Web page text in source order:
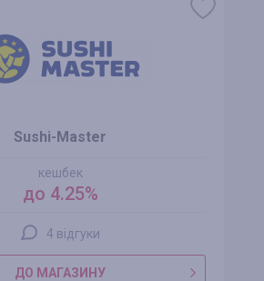
Sushi-Master
кешбек
до 4.25%
4 відгуки
ДО МАГАЗИНУ